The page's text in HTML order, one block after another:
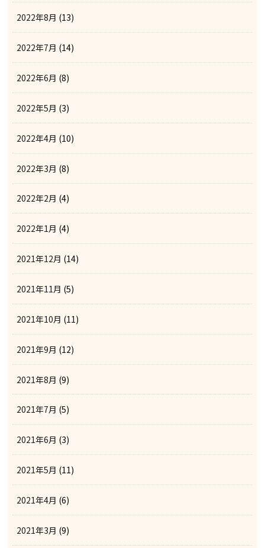
2022年8月 (13)
2022年7月 (14)
2022年6月 (8)
2022年5月 (3)
2022年4月 (10)
2022年3月 (8)
2022年2月 (4)
2022年1月 (4)
2021年12月 (14)
2021年11月 (5)
2021年10月 (11)
2021年9月 (12)
2021年8月 (9)
2021年7月 (5)
2021年6月 (3)
2021年5月 (11)
2021年4月 (6)
2021年3月 (9)